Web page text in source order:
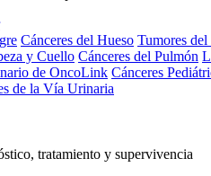
Cánceres del Hueso Tumores
y Cuello Cánceres del Pulmón
de OncoLink Cánceres
de la Vía Urinaria
tratamiento y supervivencia